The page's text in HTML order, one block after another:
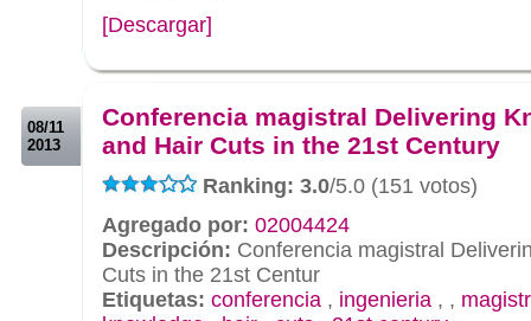
[Descargar]
08/11
2013
Conferencia magistral Delivering
and Hair Cuts in the 21st Century
Ranking: 3.0/5.0 (151 votos)
Agregado por: 02004424
Descripción: Conferencia magistral
Cuts in the 21st Centur
Etiquetas: conferencia , ingenieria , ,